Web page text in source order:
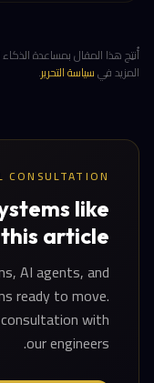
أُنتِج هذا المقال بمساعدة
المزيد فيسياسة التحرير.
CONSULTATION
like
article?
AI agents, and
ready to move.
with
our engineers.